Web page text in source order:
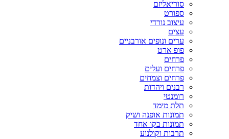
סוריאליזם
ספורט
עיצוב נורדי
עצים
ערים ונופים אורבניים
פופ ארט
פרחים
פרחים ועלים
פרחים וצמחים
רבנים ויהדות
רומנטי
תלת מימד
תמונות אופנה ושיק
תמונות בקו אחד
תרבות וקולנוע